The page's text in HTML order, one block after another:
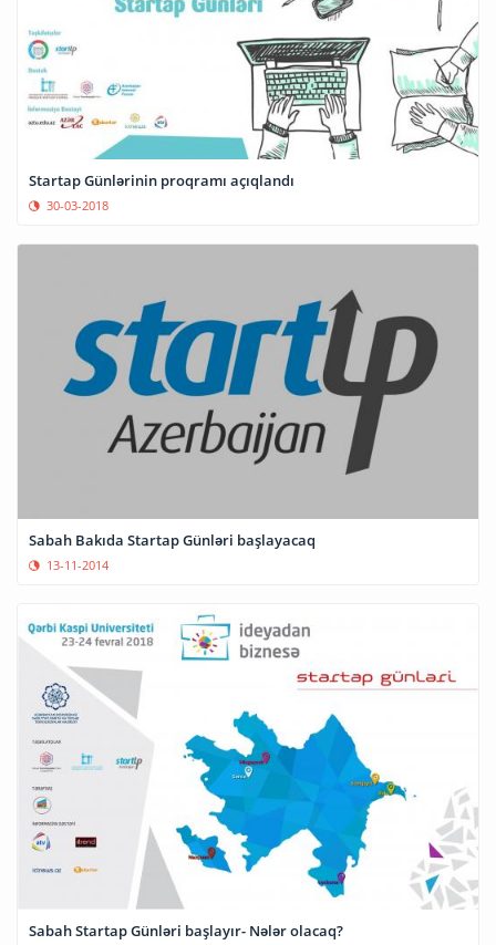
Startap Günlərinin proqramı açıqlandı
30-03-2018
Sabah Bakıda Startap Günləri başlayacaq
13-11-2014
Sabah Startap Günləri başlayır- Nələr olacaq?